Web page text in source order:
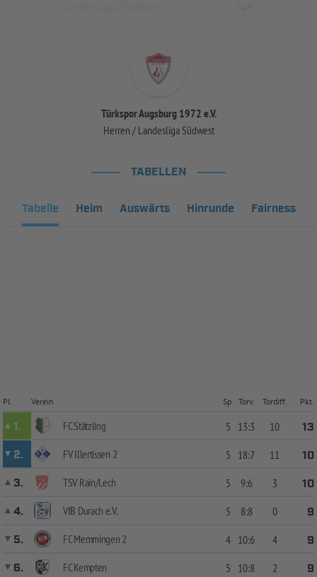
Türkspor Augsburg 1972 e.V.
Herren / Landesliga Südwest
TABELLEN
Tabelle Heim Auswärts Hinrunde Fairness
Pl. Verein Sp. Torv. Tordiff. Pkt.
1. FC Stätzling 5 13:3 10
13
2.
FV Illertissen 2 5 18:7 11
10
3.
TSV Rain/Lech 5 9:6 3
10
4.
VfB Durach e.V. 5 8:8 0
9
5.
FC Memmingen 2 4 10:6 4
9
6.
FC Kempten 5 10:8 2
9